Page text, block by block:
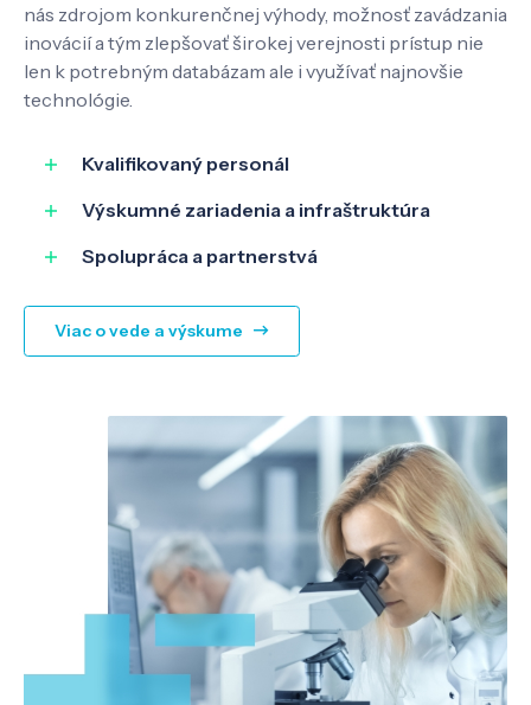
nás zdrojom konkurenčnej výhody, možnosť zavádzania
inovácií a tým zlepšovať širokej verejnosti prístup nie
len k potrebným databázam ale i využívať najnovšie
technológie.
Kvalifikovaný personál
Výskumné zariadenia a infraštruktúra
Spolupráca a partnerstvá
Viac o vede a výskume